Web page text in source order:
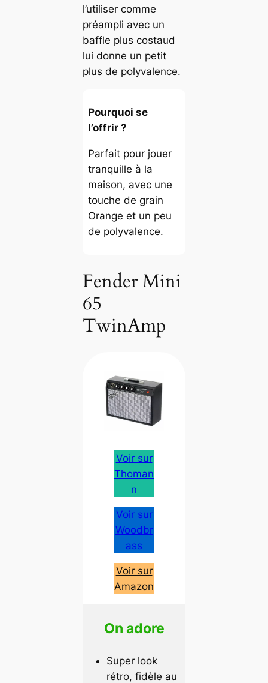
l’utiliser comme
préampli avec un
baffle plus costaud
lui donne un petit
plus de polyvalence.
Pourquoi se
l’offrir ?
Parfait pour jouer
tranquille à la
maison, avec une
touche de grain
Orange et un peu
de polyvalence.
Fender Mini
65
TwinAmp
Voir sur
Thoman
n
Voir sur
Woodbr
ass
Voir sur
Amazon
On adore
Super look
rétro, fidèle au